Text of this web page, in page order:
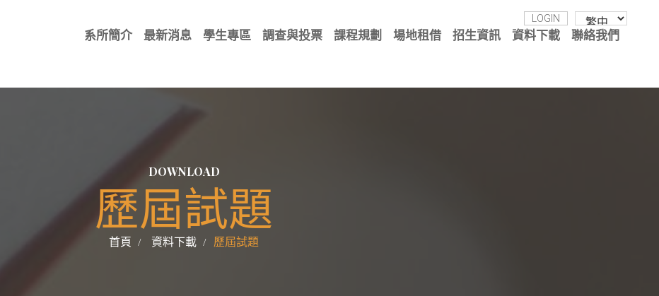
LOGIN
系所簡介 最新消息 學生專區 調查與投票 課程規劃 場地租借 招生資訊 資料下載 聯絡我們
DOWNLOAD
歷屆試題
首頁 資料下載 歷屆試題